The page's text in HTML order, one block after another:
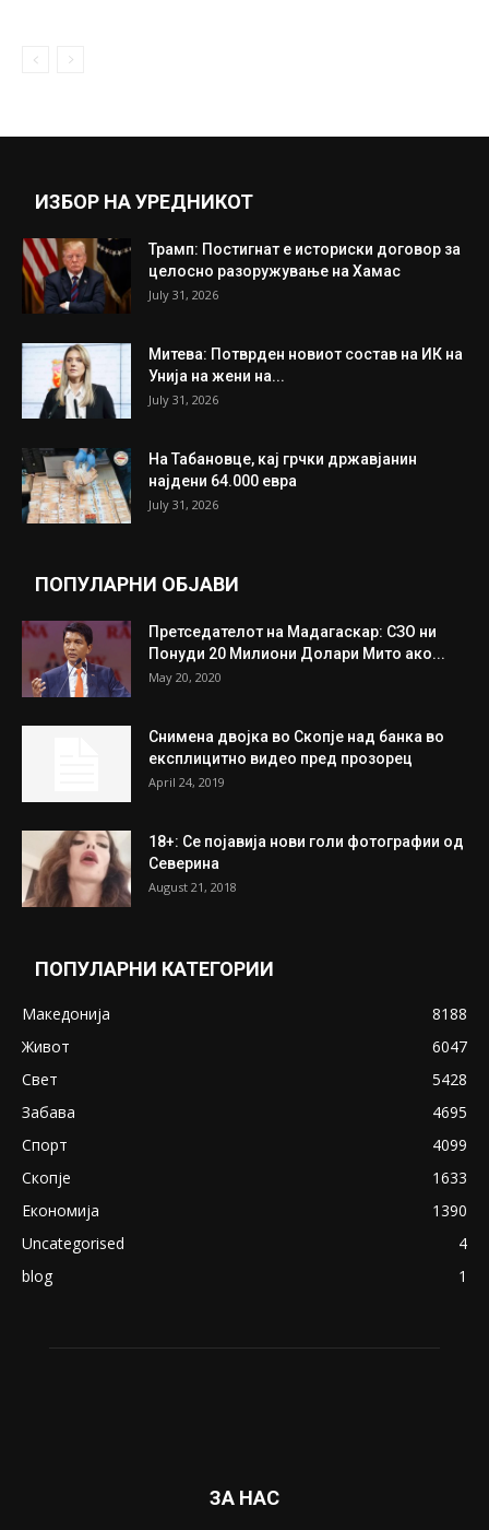
ИЗБОР НА УРЕДНИКОТ
Трамп: Постигнат е историски договор за
целосно разоружување на Хамас
July 31, 2026
Митева: Потврден новиот состав на ИК на
Унија на жени на...
July 31, 2026
На Табановце, кај грчки државјанин
најдени 64.000 евра
July 31, 2026
ПОПУЛАРНИ ОБЈАВИ
Претседателот на Мадагаскар: СЗО ни
Понуди 20 Милиони Долари Мито ако...
May 20, 2020
Снимена двојка во Скопје над банка во
експлицитно видео пред прозорец
April 24, 2019
18+: Се појавија нови голи фотографии од
Северина
August 21, 2018
ПОПУЛАРНИ КАТЕГОРИИ
Македонија
8188
Живот
6047
Свет
5428
Забава
4695
Спорт
4099
Скопје
1633
Економија
1390
Uncategorised
4
blog
1
ЗА НАС